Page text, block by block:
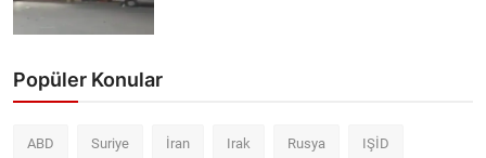
Popüler Konular
ABD Suriye İran Irak Rusya IŞİD